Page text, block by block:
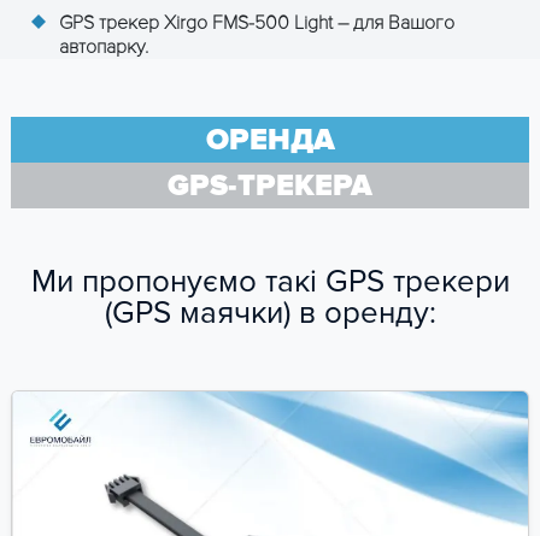
GPS трекер Xirgo FMS-500 Light – для Вашого
автопарку.
ОРЕНДА
GPS-ТРЕКЕРА
Ми пропонуємо такі GPS трекери
(GPS маячки) в оренду: